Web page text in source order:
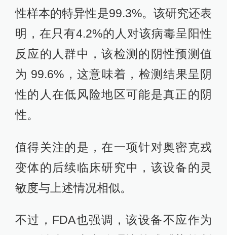
性样本的特异性是99.3%。该研究还表
明，在只有4.2%的人对该病毒呈阳性
反应的人群中，该检测的阴性预测值
为 99.6%，这意味着，检测结果呈阴
性的人在低风险地区可能是真正的阴
性。
值得关注的是，在一项针对奥密克戎
变体的后续临床研究中，该设备的灵
敏度与上述情况相似。
不过，FDA也强调，该设备不应作为